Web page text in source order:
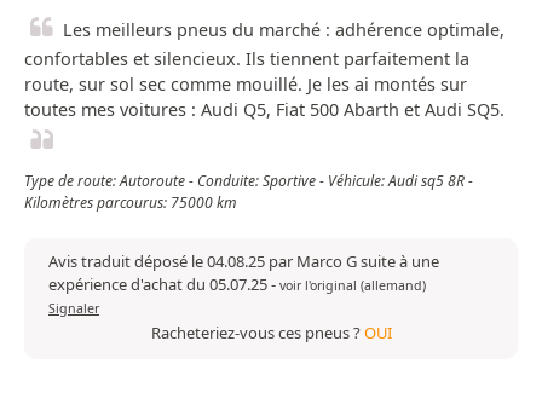
Les meilleurs pneus du marché : adhérence optimale,
confortables et silencieux. Ils tiennent parfaitement la
route, sur sol sec comme mouillé. Je les ai montés sur
toutes mes voitures : Audi Q5, Fiat 500 Abarth et Audi SQ5.
Type de route: Autoroute - Conduite: Sportive - Véhicule: Audi sq5 8R -
Kilomètres parcourus: 75000 km
Avis traduit déposé le 04.08.25 par Marco G suite à une
expérience d'achat du 05.07.25- voir l'original (allemand)
Signaler
Racheteriez-vous ces pneus ?OUI